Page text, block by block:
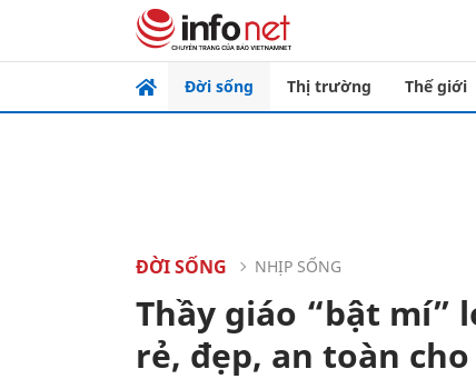
Đời sống Thị trường Thế giới
ĐỜI SỐNG NHỊP SỐNG
Thầy giáo “bật
rẻ, đẹp, an toàn